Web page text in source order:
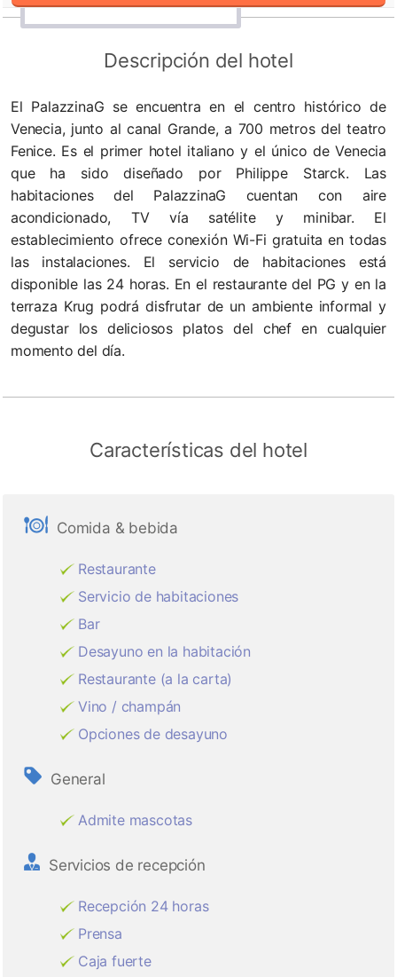
Descripción del hotel
El PalazzinaG se encuentra en el centro histórico de
Venecia, junto al canal Grande, a 700 metros del teatro
Fenice. Es el primer hotel italiano y el único de Venecia
que ha sido diseñado por Philippe Starck. Las
habitaciones del PalazzinaG cuentan con aire
acondicionado, TV vía satélite y minibar. El
establecimiento ofrece conexión Wi-Fi gratuita en todas
las instalaciones. El servicio de habitaciones está
disponible las 24 horas. En el restaurante del PG y en la
terraza Krug podrá disfrutar de un ambiente informal y
degustar los deliciosos platos del chef en cualquier
momento del día.
Características del hotel
Comida & bebida
Restaurante
Servicio de habitaciones
Bar
Desayuno en la habitación
Restaurante (a la carta)
Vino / champán
Opciones de desayuno
General
Admite mascotas
Servicios de recepción
Recepción 24 horas
Prensa
Caja fuerte